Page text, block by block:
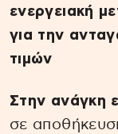
ενεργειακή
για την
τιμών
Στην ανάγκη
σε